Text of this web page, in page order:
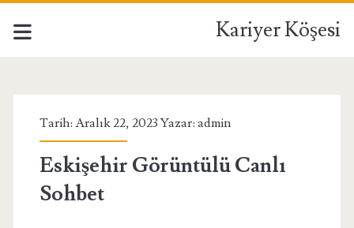
Kariyer Köşesi
Köşesi
Yazılar
Tarih: Aralık 22, 2023 Yazar: admin
Eskişehir Görüntülü Canlı
Sohbet